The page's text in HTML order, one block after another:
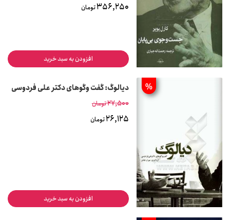
356,250تومان
افزودن به سبد خرید
%
دیالوگ: گفت وگوهای دکتر علی فردوسی
27,500تومان
26,125تومان
افزودن به سبد خرید